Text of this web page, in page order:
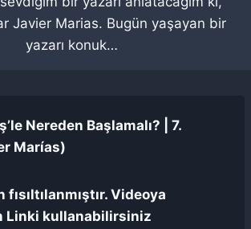
Javier Marias. Bugün yaşayan bir
yazarı konuk…
Nereden Başlamalı? | 7.
Marías)
Videoya
Linki kullanabilirsiniz